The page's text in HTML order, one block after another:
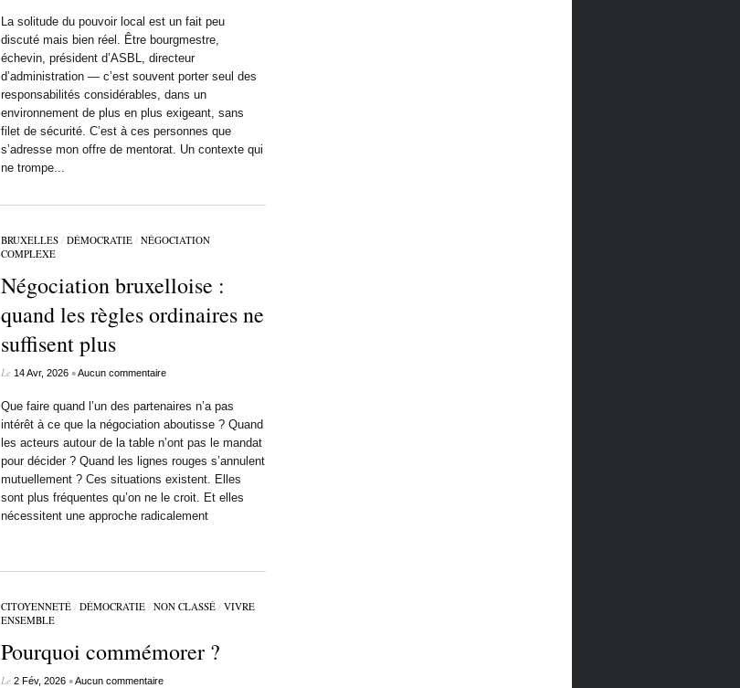
La solitude du pouvoir local est un fait peu
discuté mais bien réel. Être bourgmestre,
échevin, président d’ASBL, directeur
d’administration — c’est souvent porter seul des
responsabilités considérables, dans un
environnement de plus en plus exigeant, sans
filet de sécurité. C’est à ces personnes que
s’adresse mon offre de mentorat. Un contexte qui
ne trompe...
BRUXELLES/ DÉMOCRATIE/ NÉGOCIATION
COMPLEXE
Négociation bruxelloise :
quand les règles ordinaires ne
suffisent plus
Le 14 Avr, 2026 •Aucun commentaire
Que faire quand l’un des partenaires n’a pas
intérêt à ce que la négociation aboutisse ? Quand
les acteurs autour de la table n’ont pas le mandat
pour décider ? Quand les lignes rouges s’annulent
mutuellement ? Ces situations existent. Elles
sont plus fréquentes qu’on ne le croit. Et elles
nécessitent une approche radicalement
CITOYENNETÉ/ DÉMOCRATIE/ NON CLASSÉ/ VIVRE
ENSEMBLE
Pourquoi commémorer ?
Le 2 Fév, 2026 •Aucun commentaire